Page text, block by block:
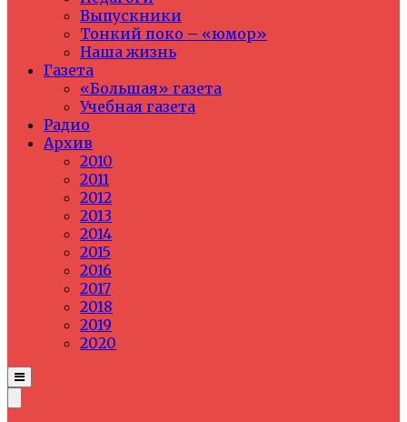
Выпускники
Тонкий поко – «юмор»
Наша жизнь
Газета
«Большая» газета
Учебная газета
Радио
Архив
2010
2011
2012
2013
2014
2015
2016
2017
2018
2019
2020